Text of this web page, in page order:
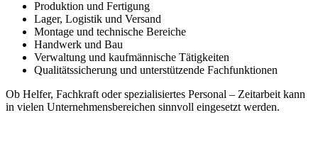
Produktion und Fertigung
Lager, Logistik und Versand
Montage und technische Bereiche
Handwerk und Bau
Verwaltung und kaufmännische Tätigkeiten
Qualitätssicherung und unterstützende Fachfunktionen
Ob Helfer, Fachkraft oder spezialisiertes Personal – Zeitarbeit kann
in vielen Unternehmensbereichen sinnvoll eingesetzt werden.